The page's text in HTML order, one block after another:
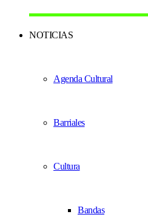
NOTICIAS
Agenda Cultural
Barriales
Cultura
Bandas